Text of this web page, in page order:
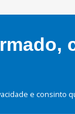
e consinto